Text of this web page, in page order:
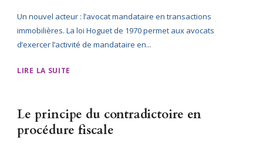
Un nouvel acteur : l’avocat mandataire en transactions
immobilières. La loi Hoguet de 1970 permet aux avocats
d’exercer l’activité de mandataire en...
LIRE LA SUITE
Le principe du contradictoire en
procédure fiscale